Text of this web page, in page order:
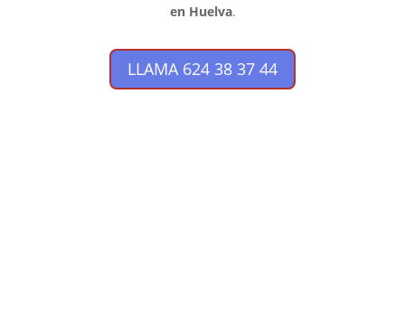
en Huelva.
LLAMA 624 38 37 44